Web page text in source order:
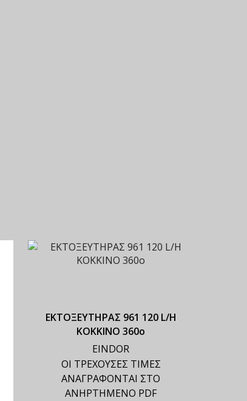
ΕΚΤΟΞΕΥΤΗΡΑΣ 961 120 L/H
ΚΟΚΚΙΝΟ 360ο
EINDOR
ΟΙ ΤΡΕΧΟΥΣΕΣ ΤΙΜΕΣ
ΑΝΑΓΡΑΦΟΝΤΑΙ ΣΤΟ
ΑΝΗΡΤΗΜΕΝΟ PDF